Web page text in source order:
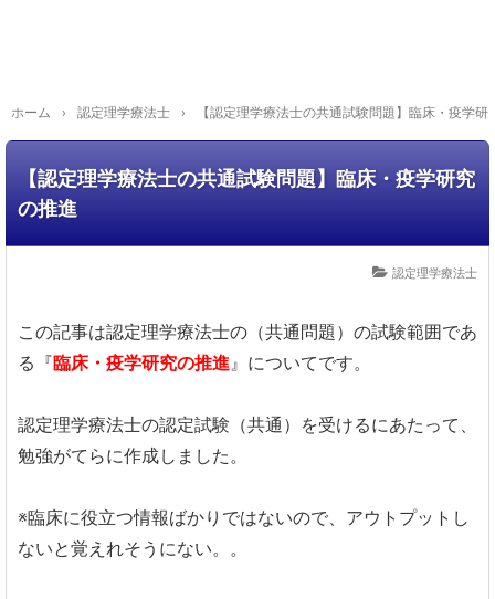
ホーム › 認定理学療法士 › 【認定理学療法士の共通試験問題】臨床・疫学研
【認定理学療法士の共通試験問題】臨床・疫学研究
の推進
認定理学療法士
この記事は認定理学療法士の（共通問題）の試験範囲であ
る『臨床・疫学研究の推進』についてです。
認定理学療法士の認定試験（共通）を受けるにあたって、
勉強がてらに作成しました。
※臨床に役立つ情報ばかりではないので、アウトプットし
ないと覚えれそうにない。。